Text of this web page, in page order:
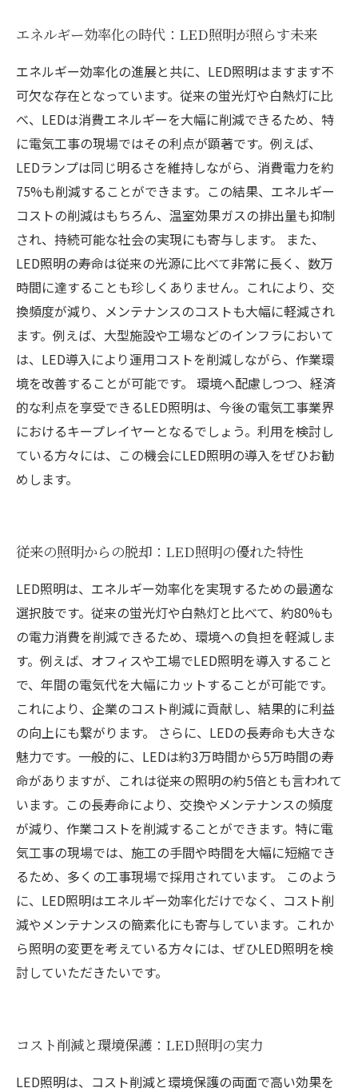
より良い選択：LED照明を取り入れるメリット
とは
未来を見据えて：LED照明の選び方とその効果
エネルギー効率化の時代：LED照明が照らす未来
エネルギー効率化の進展と共に、LED照明はますます不
可欠な存在となっています。従来の蛍光灯や白熱灯に比
べ、LEDは消費エネルギーを大幅に削減できるため、特
に電気工事の現場ではその利点が顕著です。例えば、
LEDランプは同じ明るさを維持しながら、消費電力を約
75%も削減することができます。この結果、エネルギー
コストの削減はもちろん、温室効果ガスの排出量も抑制
され、持続可能な社会の実現にも寄与します。 また、
LED照明の寿命は従来の光源に比べて非常に長く、数万
時間に達することも珍しくありません。これにより、交
換頻度が減り、メンテナンスのコストも大幅に軽減され
ます。例えば、大型施設や工場などのインフラにおいて
は、LED導入により運用コストを削減しながら、作業環
境を改善することが可能です。 環境へ配慮しつつ、経済
的な利点を享受できるLED照明は、今後の電気工事業界
におけるキープレイヤーとなるでしょう。利用を検討し
ている方々には、この機会にLED照明の導入をぜひお勧
めします。
従来の照明からの脱却：LED照明の優れた特性
LED照明は、エネルギー効率化を実現するための最適な
選択肢です。従来の蛍光灯や白熱灯と比べて、約80%も
の電力消費を削減できるため、環境への負担を軽減しま
す。例えば、オフィスや工場でLED照明を導入すること
で、年間の電気代を大幅にカットすることが可能です。
これにより、企業のコスト削減に貢献し、結果的に利益
の向上にも繋がります。 さらに、LEDの長寿命も大きな
魅力です。一般的に、LEDは約3万時間から5万時間の寿
命がありますが、これは従来の照明の約5倍とも言われて
います。この長寿命により、交換やメンテナンスの頻度
が減り、作業コストを削減することができます。特に電
気工事の現場では、施工の手間や時間を大幅に短縮でき
るため、多くの工事現場で採用されています。 このよう
に、LED照明はエネルギー効率化だけでなく、コスト削
減やメンテナンスの簡素化にも寄与しています。これか
ら照明の変更を考えている方々には、ぜひLED照明を検
討していただきたいです。
コスト削減と環境保護：LED照明の実力
LED照明は、コスト削減と環境保護の両面で高い効果を